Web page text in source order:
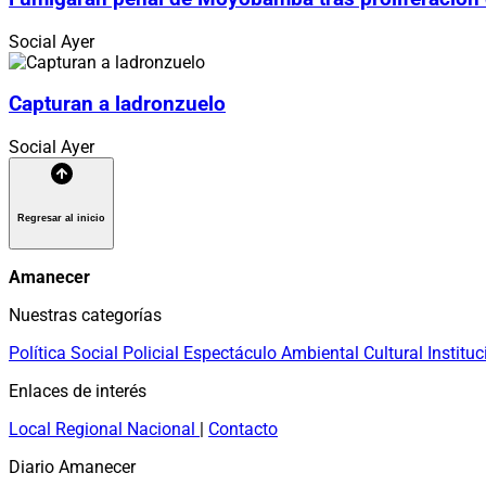
Social Ayer
Capturan a ladronzuelo
Social Ayer
Regresar al inicio
Amanecer
Nuestras categorías
Política Social Policial Espectáculo Ambiental Cultural
Enlaces de interés
Local Regional Nacional | Contacto
Diario Amanecer